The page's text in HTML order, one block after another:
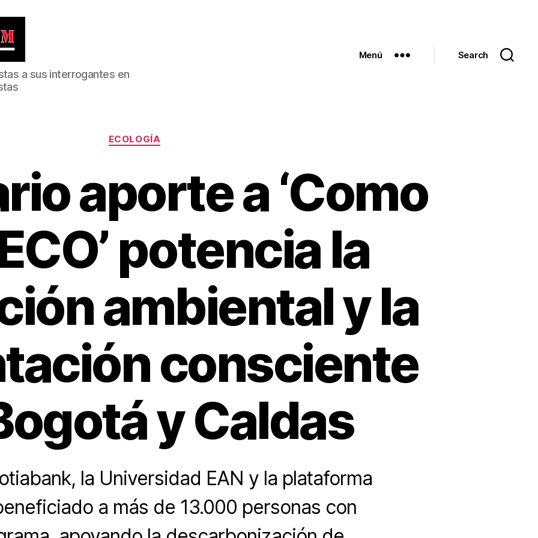
a sus interrogantes en
Menú Search
Categorías
ECOLOGÍA
aporte a ‘Como
potencia la
ambiental y la
consciente
y Caldas
la Universidad EAN y la plataforma
a más de 13.000 personas con